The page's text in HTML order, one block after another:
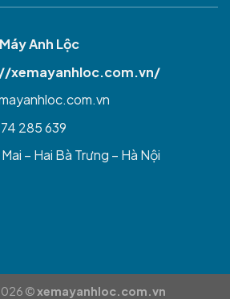
Anh Lộc
xemayanhloc.com.vn/
285 639
– Hai Bà Trưng – Hà Nội
©xemayanhloc.com.vn